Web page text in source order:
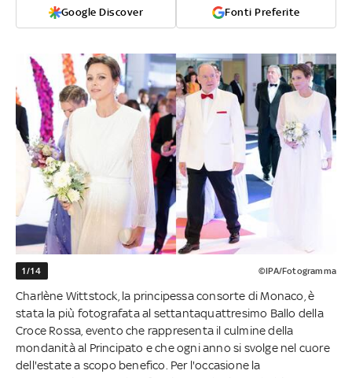
Google Discover Fonti Preferite
1/14 ©IPA/Fotogramma
Charlène Wittstock, la principessa consorte di Monaco, è
stata la più fotografata al settantaquattresimo Ballo della
Croce Rossa, evento che rappresenta il culmine della
mondanità al Principato e che ogni anno si svolge nel cuore
dell'estate a scopo benefico. Per l'occasione la